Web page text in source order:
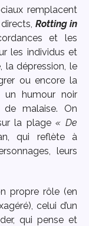
remplacent
Rotting in
et les
les individus et
la dépression, le
ou encore la
un humour noir
malaise. On
la plage« De
qui reflète à
leurs
propre rôle (en
celui d’un
qui pense et